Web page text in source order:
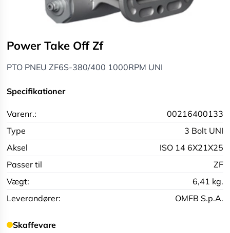
Power Take Off Zf
PTO PNEU ZF6S-380/400 1000RPM UNI
Specifikationer
Varenr.:
00216400133
Type
3 Bolt UNI
Aksel
ISO 14 6X21X25
Passer til
ZF
Vægt:
6,41 kg.
Leverandører:
OMFB S.p.A.
Skaffevare